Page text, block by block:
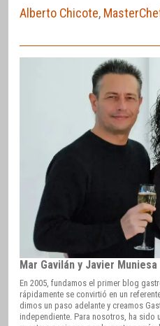
Alberto Chicote,
Mar Gavilán y Javier Muniesa
En 2005, fundamos el primer blog
rápidamente se convirtió en un
dimos un paso adelante y creamos
independiente. Para nosotros, ha sido